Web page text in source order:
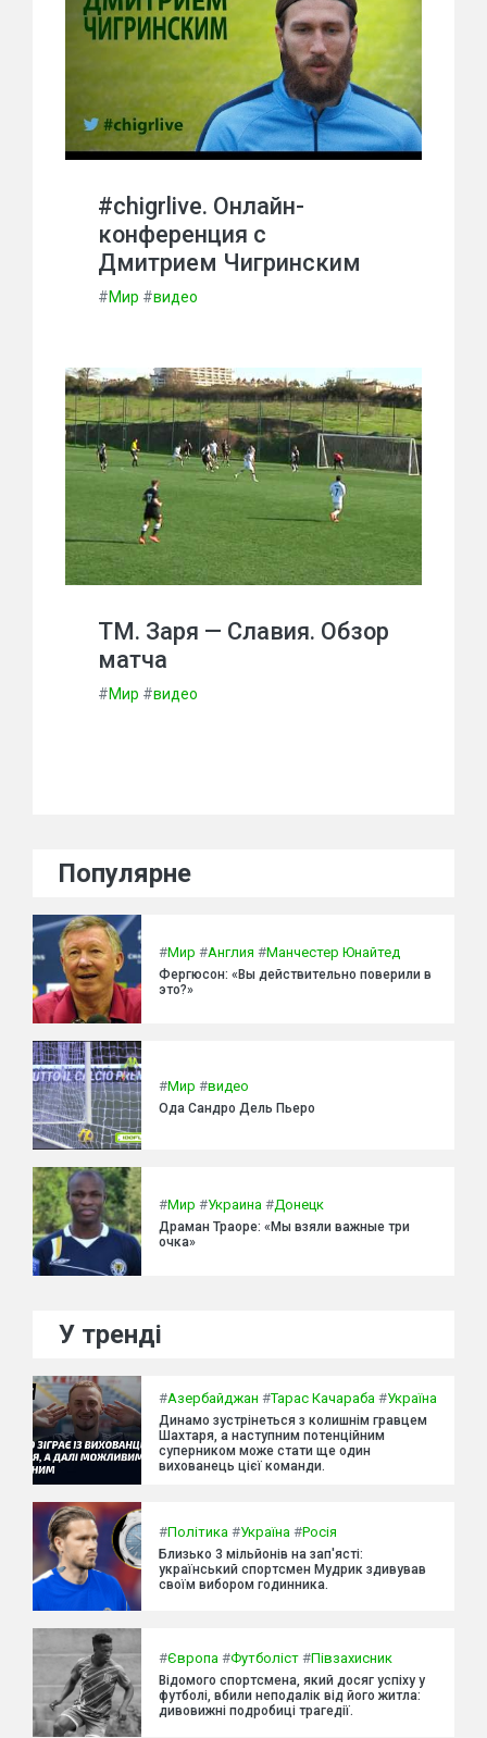
#chigrlive. Онлайн-
конференция с
Дмитрием Чигринским
#Мир #видео
ТМ. Заря — Славия. Обзор
матча
#Мир #видео
Популярне
#Мир #Англия #Манчестер Юнайтед
Фергюсон: «Вы действительно поверили в
это?»
#Мир #видео
Ода Сандро Дель Пьеро
#Мир #Украина #Донецк
Драман Траоре: «Мы взяли важные три
очка»
У тренді
#Азербайджан #Тарас Качараба #Україна
Динамо зустрінеться з колишнім гравцем
Шахтаря, а наступним потенційним
суперником може стати ще один
вихованець цієї команди.
#Політика #Україна #Росія
Близько 3 мільйонів на зап'ясті:
український спортсмен Мудрик здивував
своїм вибором годинника.
#Європа #Футболіст #Півзахисник
Відомого спортсмена, який досяг успіху у
футболі, вбили неподалік від його житла:
дивовижні подробиці трагедії.